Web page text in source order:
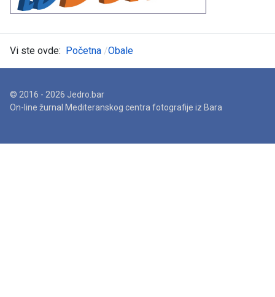
Vi ste ovde: Početna Obale
© 2016 - 2026 Jedro.bar
On-line žurnal Mediteranskog centra fotografije iz Bara